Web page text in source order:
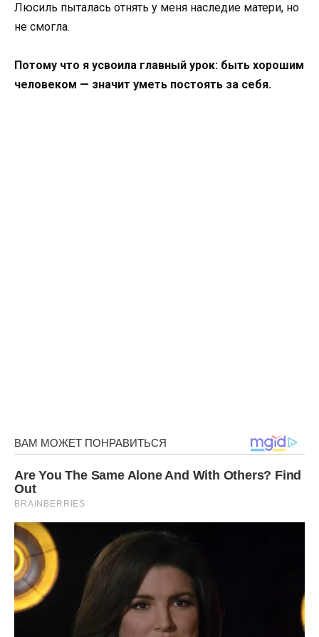
Люсиль пыталась отнять у меня наследие матери, но
не смогла.
Потому что я усвоила главный урок: быть хорошим
человеком — значит уметь постоять за себя.